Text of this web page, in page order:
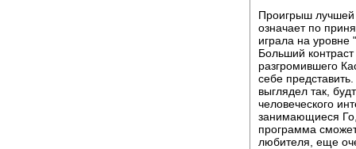
Проигрыш
означает по
играла на уровне
Больший
разгромившего
себе
выглядел так,
человеческого
занимающиеся
программа
любителя, еще